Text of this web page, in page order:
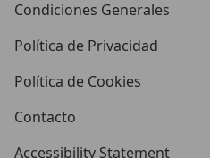
Condiciones Generales
Política de Privacidad
Política de Cookies
Contacto
Accessibility Statement